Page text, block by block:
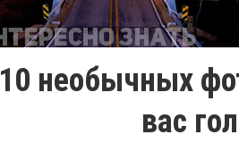
10 необычных
вас